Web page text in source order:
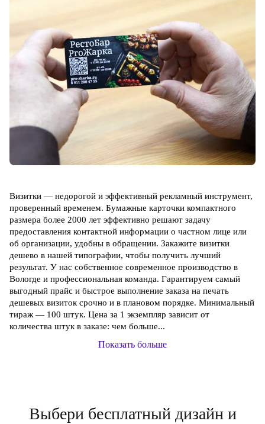
Визитки — недорогой и эффективный рекламный инструмент,
проверенный временем. Бумажные карточки компактного
размера более 2000 лет эффективно решают задачу
предоставления контактной информации о частном лице или
об организации, удобны в обращении. Закажите визитки
дешево в нашей типографии, чтобы получить лучший
результат. У нас собственное современное производство в
Вологде и профессиональная команда. Гарантируем самый
выгодный прайс и быстрое выполнение заказа на печать
дешевых визиток срочно и в плановом порядке. Минимальный
тираж — 100 штук. Цена за 1 экземпляр зависит от
количества штук в заказе: чем больше...
Показать больше
Выбери бесплатный дизайн и